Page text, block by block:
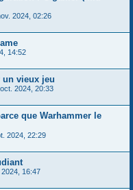
2024, 02:26
14:52
vieux jeu
2024, 20:33
que Warhammer le
2024, 22:29
16:47